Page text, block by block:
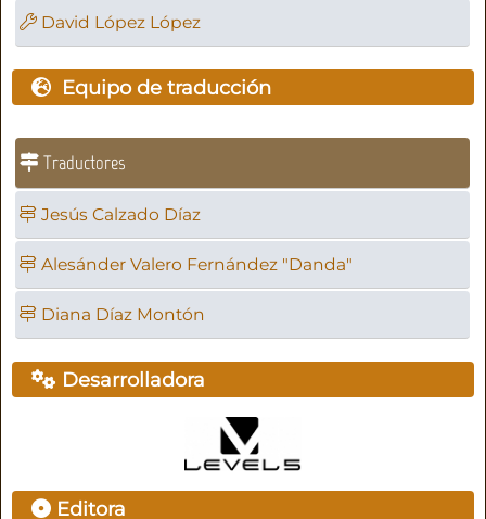
David López López
Equipo de traducción
Traductores
Jesús Calzado Díaz
Alesánder Valero Fernández "Danda"
Diana Díaz Montón
Desarrolladora
Editora